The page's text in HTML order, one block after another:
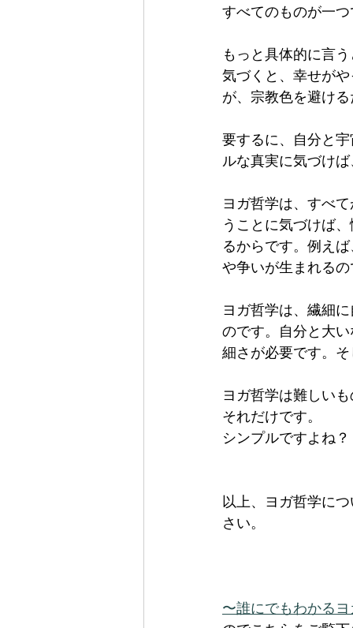
すべてのものが一
もっと具体的に言
気づくと、幸せが
が、宗教色を避け
要するに、自分と
ルな真実に気づけば
ヨガ哲学は、すべ
うことに気づけば
るからです。例え
や争いが生まれるの
ヨガ哲学は、繊細
のです。自分と大
細さが必要です。
ヨガ哲学は難しい
それだけです。
シンプルですよね？
以上、ヨガ哲学に
さい。
〜誰にでもわかる